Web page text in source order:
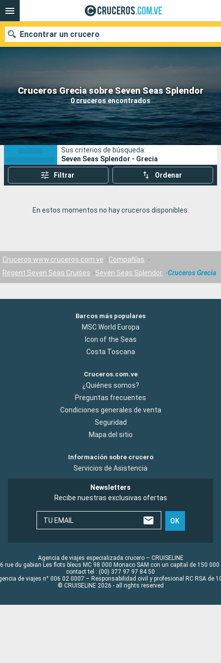
Cruceros Grecia sobre Seven Seas Splendor
0 cruceros encontrados
Encontrar un crucero
Nuestros destinos
Fecha de salida
Puertos Compañías
Buscar
Sus criterios de búsqueda:
Seven Seas Splendor - Grecia
Filtrar Ordenar
En estos momentos no hay cruceros disponibles.
Cruceros www.cruceros.com.ve
Compañías
Regent Seven Seas Cruises
Seven Seas Splendor Cruceros Grecia
Barcos más populares
MSC World Europa
Icon of the Seas
Costa Toscana
Cruceros.com.ve
¿Quiénes somos?
Preguntas frecuentes
Condiciones generales de venta
Seguridad
Mapa del sitio
Información sobre crucero
Servicios de Asistencia
Newsletters
Recibe nuestras exclusivas ofertas
TU EMAIL OK
Agencia de viajes especializada crucero – CRUISELINE
rue du gabian Les flots bleus MC 98 000 Monaco SAM con un capital de 150 000
contact tel : (00) 377 97 97 84 50
de viajes n° 006 02 0007 – Responsabilidad civil y profesional RC RSA de
© CRUISELINE 2026 - all rights reserved